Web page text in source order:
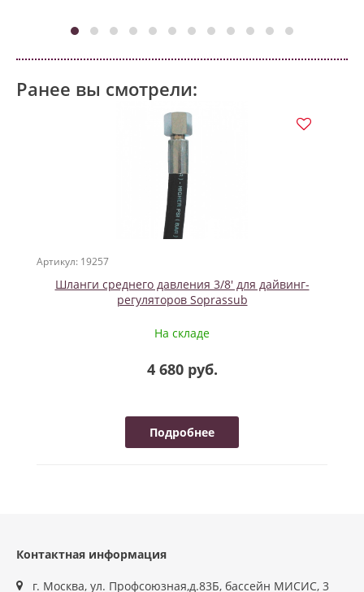
Ранее вы смотрели:
Артикул: 19257
Шланги среднего давления 3/8' для дайвинг-
регуляторов Soprassub
На складе
4 680 руб.
Подробнее
Контактная информация
г. Москва, ул. Профсоюзная,д.83Б, бассейн МИСИС, 3